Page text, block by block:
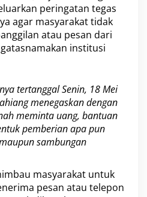
peringatan tegas
agar masyarakat tidak
atau pesan dari
institusi
tertanggal Senin, 18 Mei
menegaskan dengan
meminta uang, bantuan
pemberian apa pun
sambungan
masyarakat untuk
pesan atau telepon